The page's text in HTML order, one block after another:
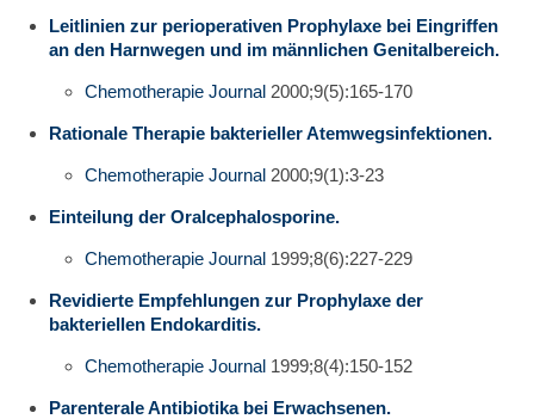
Leitlinien zur perioperativen Prophylaxe bei Eingriffen
an den Harnwegen und im männlichen Genitalbereich.
Chemotherapie Journal 2000;9(5):165-170
Rationale Therapie bakterieller Atemwegsinfektionen.
Chemotherapie Journal 2000;9(1):3-23
Einteilung der Oralcephalosporine.
Chemotherapie Journal 1999;8(6):227-229
Revidierte Empfehlungen zur Prophylaxe der
bakteriellen Endokarditis.
Chemotherapie Journal 1999;8(4):150-152
Parenterale Antibiotika bei Erwachsenen.